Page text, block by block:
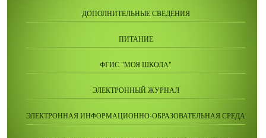
ДОПОЛНИТЕЛЬНЫЕ СВЕДЕНИЯ
ПИТАНИЕ
ФГИС "МОЯ ШКОЛА"
ЭЛЕКТРОННЫЙ ЖУРНАЛ
ЭЛЕКТРОННАЯ ИНФОРМАЦИОННО-ОБРАЗОВАТЕЛЬНАЯ СРЕДА